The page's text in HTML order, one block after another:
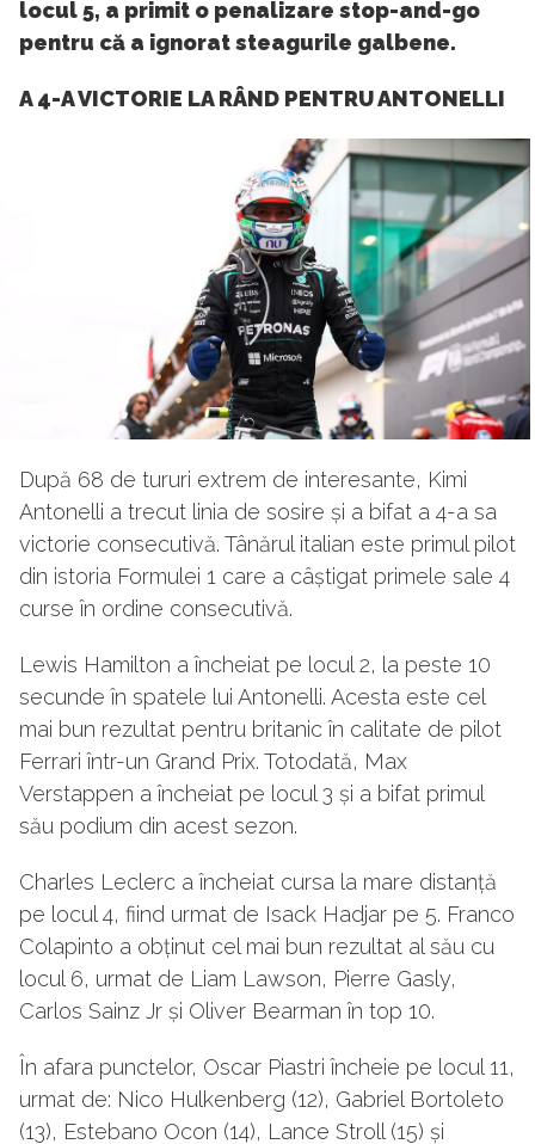
locul 5, a primit o penalizare stop-and-go
pentru că a ignorat steagurile galbene.
A 4-A VICTORIE LA RÂND PENTRU ANTONELLI
După 68 de tururi extrem de interesante, Kimi
Antonelli a trecut linia de sosire și a bifat a 4-a sa
victorie consecutivă. Tânărul italian este primul pilot
din istoria Formulei 1 care a câștigat primele sale 4
curse în ordine consecutivă.
Lewis Hamilton a încheiat pe locul 2, la peste 10
secunde în spatele lui Antonelli. Acesta este cel
mai bun rezultat pentru britanic în calitate de pilot
Ferrari într-un Grand Prix. Totodată, Max
Verstappen a încheiat pe locul 3 și a bifat primul
său podium din acest sezon.
Charles Leclerc a încheiat cursa la mare distanță
pe locul 4, fiind urmat de Isack Hadjar pe 5. Franco
Colapinto a obținut cel mai bun rezultat al său cu
locul 6, urmat de Liam Lawson, Pierre Gasly,
Carlos Sainz Jr și Oliver Bearman în top 10.
În afara punctelor, Oscar Piastri încheie pe locul 11,
urmat de: Nico Hulkenberg (12), Gabriel Bortoleto
(13), Estebano Ocon (14), Lance Stroll (15) și